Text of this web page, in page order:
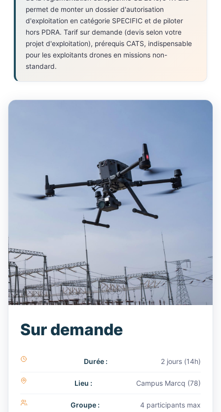
permet de monter un dossier d'autorisation
d'exploitation en catégorie SPECIFIC et de piloter
hors PDRA. Tarif sur demande (devis selon votre
projet d'exploitation), prérequis CATS, indispensable
pour les exploitants drones en missions non-
standard.
Sur demande
Durée : 2 jours (14h)
Lieu : Campus Marcq (78)
Groupe : 4 participants max